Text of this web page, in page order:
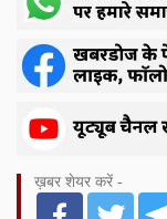
ख़बर शेयर करें -